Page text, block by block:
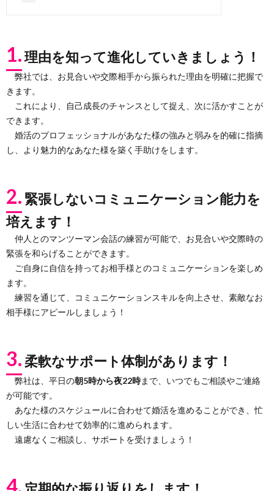
1.理由を知って進化していきましょう！
弊社では、お見合いや交際相手から振られた理由を明確に把握で
きます。
これにより、自己成長のチャンスとして捉え、次に活かすことが
できます。
婚活のプロフェッショナルがあなた様の強みと弱みを的確に指摘
し、より魅力的なあなた様を築く手助けをします。
2. 緊張しないコミュニケーション能力を
培えます！
仲人とのマンツーマン会話の練習が可能で、お見合いや交際時の
緊張を和らげることができます。
ご自身に自信を持ってお相手様とのコミュニケーションを楽しめ
ます。
練習を通じて、コミュニケーションスキルを向上させ、素敵なお
相手様にアピールしましょう！
3.柔軟なサポート体制があります！
弊社は、平日の朝5時から夜22時まで、いつでもご相談やご連絡
が可能です。
あなた様のスケジュールに合わせて婚活を進めることができ、忙
しい生活に合わせて効率的に進められます。
遠慮なくご相談し、サポートを受けましょう！
4.